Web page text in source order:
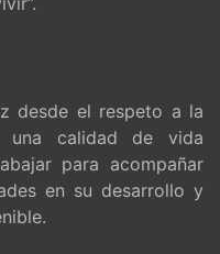
desde el respeto a la
una calidad de vida
para acompañar
en su desarrollo y